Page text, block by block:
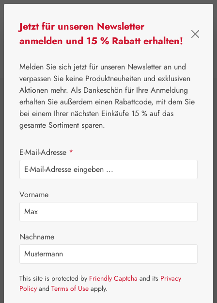
⌂ Gall Pharma Augen
Lutein 6 mg Plus
HE GPH Kapseln
Bildergalerie überspringen
Jetzt für unseren Newsletter
anmelden und 15 % Rabatt erhalten!
Melden Sie sich jetzt für unseren Newsletter an und
verpassen Sie keine Produktneuheiten und exklusiven
Aktionen mehr. Als Dankeschön für Ihre Anmeldung
erhalten Sie außerdem einen Rabattcode, mit dem Sie
bei einem Ihrer nächsten Einkäufe 15 % auf das
gesamte Sortiment sparen.
E-Mail-Adresse *
Vorname
Nachname
This site is protected by Friendly Captcha and its Privacy
Policy and Terms of Use apply.